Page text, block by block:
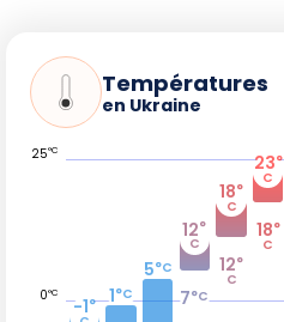
Températures
en Ukraine
25°C
0°C
-1°
1°C
5°C
12°
C
7°C
18°
C
12°
C
23°
C
18°
C